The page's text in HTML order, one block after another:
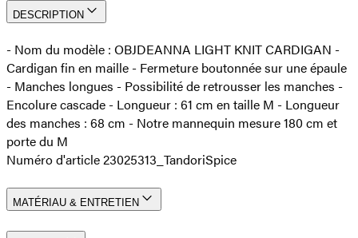
DESCRIPTION
- Nom du modèle : OBJDEANNA LIGHT KNIT CARDIGAN -
Cardigan fin en maille - Fermeture boutonnée sur une épaule
- Manches longues - Possibilité de retrousser les manches -
Encolure cascade - Longueur : 61 cm en taille M - Longueur
des manches : 68 cm - Notre mannequin mesure 180 cm et
porte du M
Numéro d'article 23025313_TandoriSpice
MATÉRIAU & ENTRETIEN